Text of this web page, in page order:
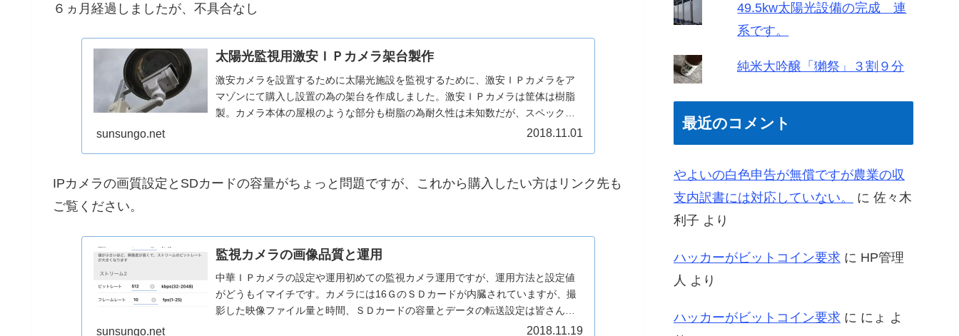
６ヵ月経過しましたが、不具合なし
太陽光監視用激安ＩＰカメラ架台製作
激安カメラを設置するために太陽光施設を監視するために、激安ＩＰカメラをア
マゾンにて購入し設置の為の架台を作成しました。激安ＩＰカメラは筐体は樹脂
製。カメラ本体の屋根のような部分も樹脂の為耐久性は未知数だが、スペックと
sunsungo.net 2018.11.01
IPカメラの画質設定とSDカードの容量がちょっと問題ですが、これから購入したい方はリンク先も
ご覧ください。
監視カメラの画像品質と運用
中華ＩＰカメラの設定や運用初めての監視カメラ運用ですが、運用方法と設定値
がどうもイマイチです。カメラには16ＧのＳＤカードが内臓されていますが、撮
影した映像ファイル量と時間、ＳＤカードの容量とデータの転送設定は皆さんど
sunsungo.net 2018.11.19
49.5kw太陽光設備の完成 連
系です。
純米大吟醸「獺祭」３割９分
最近のコメント
やよいの白色申告が無償ですが農業の収
支内訳書には対応していない。
に 佐々木
利子 より
ハッカーがビットコイン要求 に HP管理
人 より
ハッカーがビットコイン要求 に にょ よ